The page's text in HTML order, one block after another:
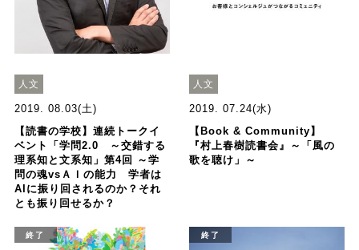
人文
2019. 08.03(土)
【読書の学校】連続トークイ
ベント「学問2.0 ～交錯する
理系知と文系知」第4回 ～学
問の魂vsＡＩの能力 学者は
AIに振り回されるのか？それ
とも振り回せるか？
人文
2019. 07.24(水)
【Book & Community】
『村上春樹読書会』～「風の
歌を聴け」～
終了 終了